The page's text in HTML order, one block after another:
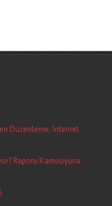
Düzenleme, İnternet
Raporu Kamuoyuna